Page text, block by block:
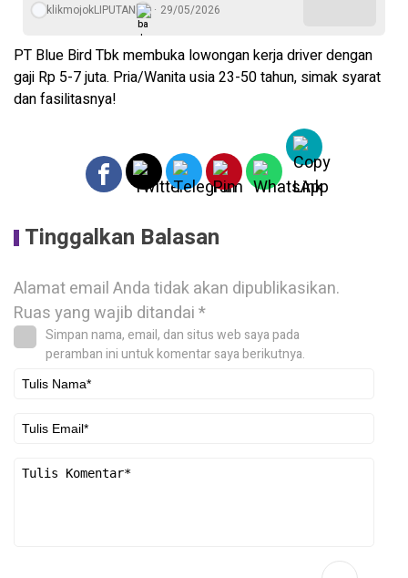
klikmojokLIPUTAN 29/05/2026
PT Blue Bird Tbk membuka lowongan kerja driver dengan
gaji Rp 5-7 juta. Pria/Wanita usia 23-50 tahun, simak syarat
dan fasilitasnya!
Tinggalkan Balasan
Alamat email Anda tidak akan dipublikasikan.
Ruas yang wajib ditandai*
Simpan nama, email, dan situs web saya pada
peramban ini untuk komentar saya berikutnya.